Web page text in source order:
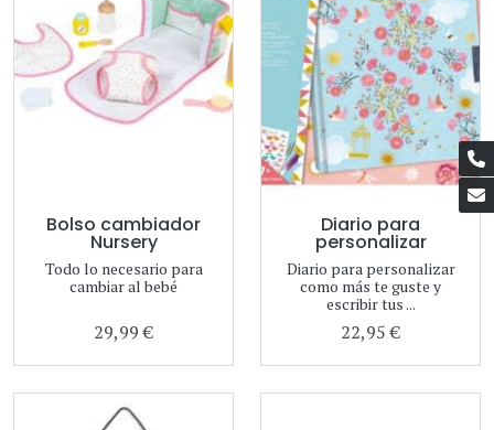
Bolso cambiador
Nursery
Todo lo necesario para
cambiar al bebé
29,99 €
Diario para
personalizar
Diario para personalizar
como más te guste y
escribir tus ...
22,95 €